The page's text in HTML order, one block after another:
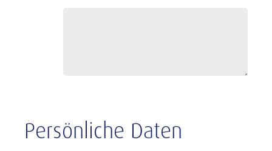
Persönliche Daten